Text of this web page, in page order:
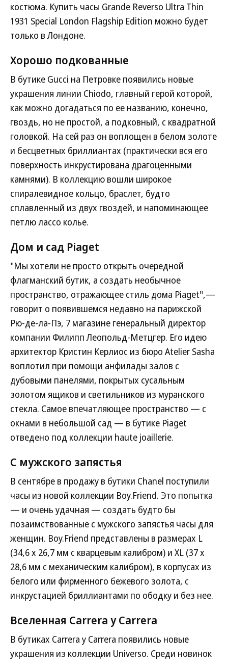
костюма. Купить часы Grande Reverso Ultra Thin
1931 Special London Flagship Edition можно будет
только в Лондоне.
Хорошо подкованные
В бутике Gucci на Петровке появились новые
украшения линии Chiodo, главный герой которой,
как можно догадаться по ее названию, конечно,
гвоздь, но не простой, а подковный, с квадратной
головкой. На сей раз он воплощен в белом золоте
и бесцветных бриллиантах (практически вся его
поверхность инкрустирована драгоценными
камнями). В коллекцию вошли широкое
спиралевидное кольцо, браслет, будто
сплавленный из двух гвоздей, и напоминающее
петлю лассо колье.
Дом и сад Piaget
"Мы хотели не просто открыть очередной
флагманский бутик, а создать необычное
пространство, отражающее стиль дома Piaget",—
говорит о появившемся недавно на парижской
Рю-де-ла-Пэ, 7 магазине генеральный директор
компании Филипп Леопольд-Метцгер. Его идею
архитектор Кристин Керлиос из бюро Atelier Sasha
воплотил при помощи анфилады залов с
дубовыми панелями, покрытых сусальным
золотом ящиков и светильников из муранского
стекла. Самое впечатляющее пространство — с
окнами в небольшой сад — в бутике Piaget
отведено под коллекции haute joaillerie.
С мужского запястья
В сентябре в продажу в бутики Chanel поступили
часы из новой коллекции Boy.Friend. Это попытка
— и очень удачная — создать будто бы
позаимствованные с мужского запястья часы для
женщин. Boy.Friend представлены в размерах L
(34,6 х 26,7 мм с кварцевым калибром) и XL (37 x
28,6 мм с механическим калибром), в корпусах из
белого или фирменного бежевого золота, с
инкрустацией бриллиантами по ободку и без нее.
Вселенная Carrera y Carrera
В бутиках Carrera y Carrera появились новые
украшения из коллекции Universo. Среди новинок